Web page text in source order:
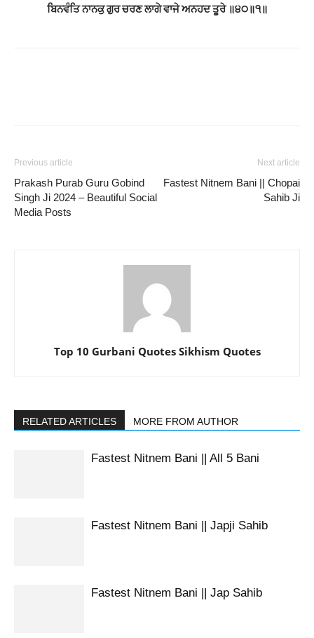
ਬਿਨਵੰਤਿ ਨਾਨਕੁ ਗੁਰ ਚਰਣ ਲਾਗੇ ਵਾਜੇ ਅਨਹਦ ਤੂਰੇ ॥੪੦॥੧॥
Previous article
Prakash Purab Guru Gobind
Singh Ji 2024 – Beautiful Social
Media Posts
Next article
Fastest Nitnem Bani || Chopai
Sahib Ji
Top 10 Gurbani Quotes Sikhism Quotes
RELATED ARTICLES MORE FROM AUTHOR
Fastest Nitnem Bani || All 5 Bani
Fastest Nitnem Bani || Japji Sahib
Fastest Nitnem Bani || Jap Sahib